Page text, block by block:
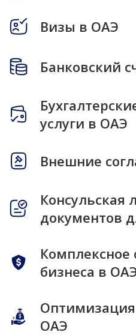
Визы в ОАЭ
Банковский
услуги в ОАЭ
Внешние
Консульская
документов
бизнеса в
Оптимизация
ОАЭ